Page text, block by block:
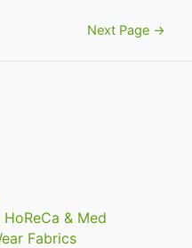
Next Page →
& Med
Fabrics